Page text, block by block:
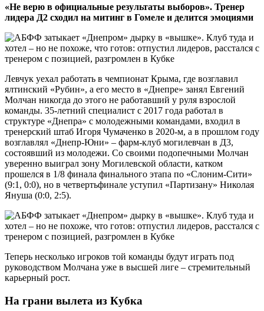
«Не верю в официальные результаты выборов». Тренер
лидера Д2 сходил на митинг в Гомеле и делится эмоциями
Левчук уехал работать в чемпионат Крыма, где возглавил
ялтинский «Рубин», а его место в «Днепре» занял Евгений
Молчан никогда до этого не работавший у руля взрослой
команды. 35-летний специалист с 2017 года работал в
структуре «Днепра» с молодежными командами, входил в
тренерский штаб Игоря Чумаченко в 2020-м, а в прошлом году
возглавлял «Днепр-Юни» – фарм-клуб могилевчан в Д3,
состоявший из молодежи. Со своими подопечными Молчан
уверенно выиграл зону Могилевской области, катком
прошелся в 1/8 финала финального этапа по «Слоним-Сити»
(9:1, 0:0), но в четвертьфинале уступил «Партизану» Николая
Януша (0:0, 2:5).
Теперь несколько игроков той команды будут играть под
руководством Молчана уже в высшей лиге – стремительный
карьерный рост.
На грани вылета из Кубка